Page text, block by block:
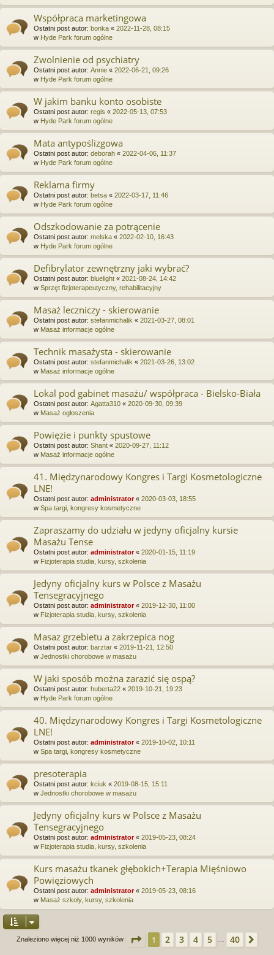
Współpraca marketingowa
Ostatni post autor: bonka « 2022-11-28, 08:15
w Hyde Park forum ogólne
Zwolnienie od psychiatry
Ostatni post autor: Annie « 2022-06-21, 09:26
w Hyde Park forum ogólne
W jakim banku konto osobiste
Ostatni post autor: regis « 2022-05-13, 07:53
w Hyde Park forum ogólne
Mata antypoślizgowa
Ostatni post autor: deborah « 2022-04-06, 11:37
w Hyde Park forum ogólne
Reklama firmy
Ostatni post autor: betsa « 2022-03-17, 11:46
w Hyde Park forum ogólne
Odszkodowanie za potrącenie
Ostatni post autor: melska « 2022-02-10, 16:43
w Hyde Park forum ogólne
Defibrylator zewnętrzny jaki wybrać?
Ostatni post autor: bluelight « 2021-08-24, 14:42
w Sprzęt fizjoterapeutyczny, rehabilitacyjny
Masaż leczniczy - skierowanie
Ostatni post autor: stefanmichalik « 2021-03-27, 08:01
w Masaż informacje ogólne
Technik masażysta - skierowanie
Ostatni post autor: stefanmichalik « 2021-03-26, 13:02
w Masaż informacje ogólne
Lokal pod gabinet masażu/ współpraca - Bielsko-Biała
Ostatni post autor: Agatta310 « 2020-09-30, 09:39
w Masaż ogłoszenia
Powięzie i punkty spustowe
Ostatni post autor: Shant « 2020-09-27, 11:12
w Masaż informacje ogólne
41. Międzynarodowy Kongres i Targi Kosmetologiczne
LNE!
Ostatni post autor: administrator« 2020-03-03, 18:55
w Spa targi, kongresy kosmetyczne
Zapraszamy do udziału w jedyny oficjalny kursie
Masażu Tense
Ostatni post autor: administrator« 2020-01-15, 11:19
w Fizjoterapia studia, kursy, szkolenia
Jedyny oficjalny kurs w Polsce z Masażu
Tensegracyjnego
Ostatni post autor: administrator« 2019-12-30, 11:00
w Fizjoterapia studia, kursy, szkolenia
Masaz grzebietu a zakrzepica nog
Ostatni post autor: barztar « 2019-11-21, 12:50
w Jednostki chorobowe w masażu
W jaki sposób można zarazić się ospą?
Ostatni post autor: huberta22 « 2019-10-21, 19:23
w Hyde Park forum ogólne
40. Międzynarodowy Kongres i Targi Kosmetologiczne
LNE!
Ostatni post autor: administrator« 2019-10-02, 10:11
w Spa targi, kongresy kosmetyczne
presoterapia
Ostatni post autor: kciuk « 2019-08-15, 15:11
w Jednostki chorobowe w masażu
Jedyny oficjalny kurs w Polsce z Masażu
Tensegracyjnego
Ostatni post autor: administrator« 2019-05-23, 08:24
w Fizjoterapia studia, kursy, szkolenia
Kurs masażu tkanek głębokich+Terapia Mięśniowo
Powięziowych
Ostatni post autor: administrator« 2019-05-23, 08:16
w Masaż szkoły, kursy, szkolenia
Znaleziono więcej niż 1000 wyników Strona z 40
1 2 3 4 5 40